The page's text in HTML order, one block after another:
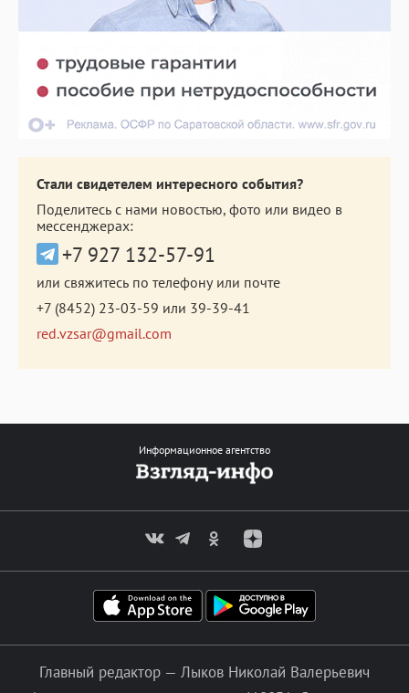
Стали свидетелем интересного события?
Поделитесь с нами новостью, фото или видео в
мессенджерах:
+7 927 132-57-91
или свяжитесь по телефону или почте
+7 (8452) 23-03-59 или 39-39-41
red.vzsar@gmail.com
Информационное агентство
Главный редактор — Лыков Николай Валерьевич